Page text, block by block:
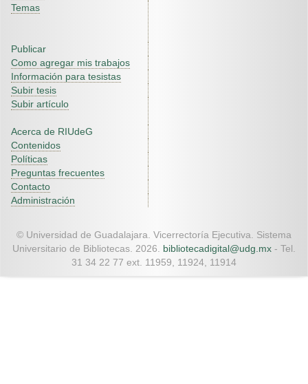
Temas
Publicar
Como agregar mis trabajos
Información para tesistas
Subir tesis
Subir artículo
Acerca de RIUdeG
Contenidos
Políticas
Preguntas frecuentes
Contacto
Administración
© Universidad de Guadalajara. Vicerrectoría Ejecutiva. Sistema
Universitario de Bibliotecas. 2026. bibliotecadigital@udg.mx - Tel.
31 34 22 77 ext. 11959, 11924, 11914